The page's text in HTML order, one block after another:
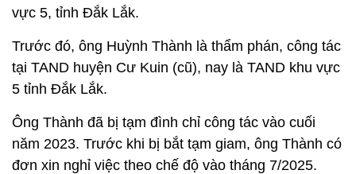
vực 5, tỉnh Đắk Lắk.
Trước đó, ông Huỳnh Thành là thẩm phán, công tác
tại TAND huyện Cư Kuin (cũ), nay là TAND khu vực
5 tỉnh Đắk Lắk.
Ông Thành đã bị tạm đình chỉ công tác vào cuối
năm 2023. Trước khi bị bắt tạm giam, ông Thành có
đơn xin nghỉ việc theo chế độ vào tháng 7/2025.